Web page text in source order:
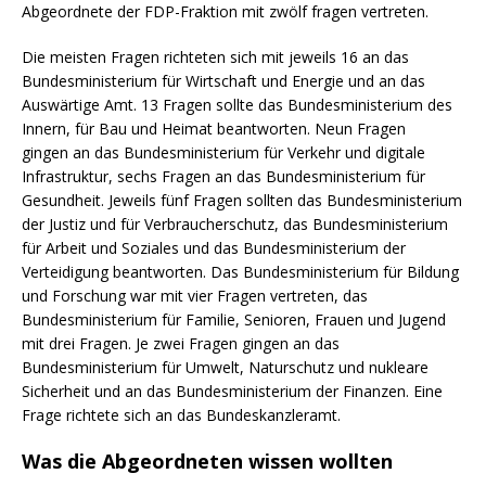
Abgeordnete der FDP-Fraktion mit zwölf fragen vertreten.
Die meisten Fragen richteten sich mit jeweils 16 an das
Bundesministerium für Wirtschaft und Energie und an das
Auswärtige Amt. 13 Fragen sollte das Bundesministerium des
Innern, für Bau und Heimat beantworten. Neun Fragen
gingen an das Bundesministerium für Verkehr und digitale
Infrastruktur, sechs Fragen an das Bundesministerium für
Gesundheit. Jeweils fünf Fragen sollten das Bundesministerium
der Justiz und für Verbraucherschutz, das Bundesministerium
für Arbeit und Soziales und das Bundesministerium der
Verteidigung beantworten. Das Bundesministerium für Bildung
und Forschung war mit vier Fragen vertreten, das
Bundesministerium für Familie, Senioren, Frauen und Jugend
mit drei Fragen. Je zwei Fragen gingen an das
Bundesministerium für Umwelt, Naturschutz und nukleare
Sicherheit und an das Bundesministerium der Finanzen. Eine
Frage richtete sich an das Bundeskanzleramt.
Was die Abgeordneten wissen wollten